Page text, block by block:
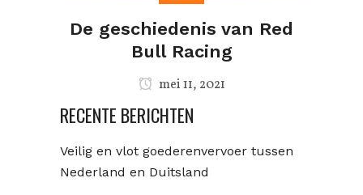
De geschiedenis van Red
Bull Racing
mei 11, 2021
RECENTE BERICHTEN
Veilig en vlot goederenvervoer tussen
Nederland en Duitsland